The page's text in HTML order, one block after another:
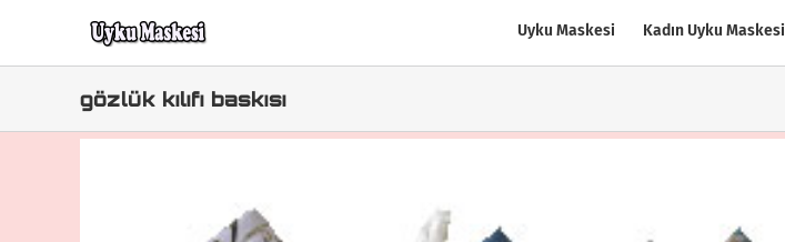
Uyku Maskesi Kadın Uyku Maskesi
gözlük kılıfı baskısı